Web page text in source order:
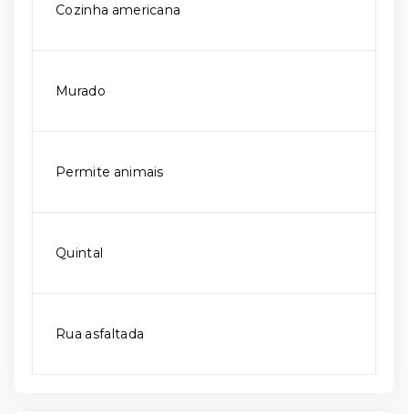
Cozinha americana
Murado
Permite animais
Quintal
Rua asfaltada